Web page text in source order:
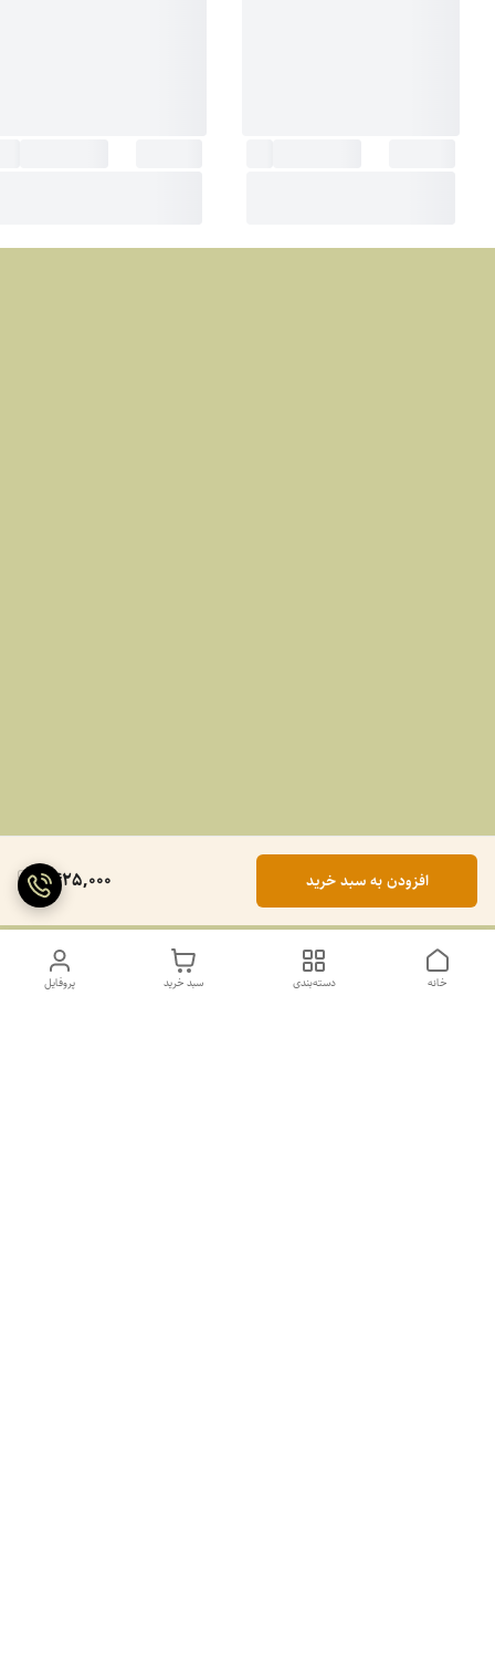
1,425,000 افزودن به سبد خرید
پروفایل سبد خرید دسته‌بندی خانه